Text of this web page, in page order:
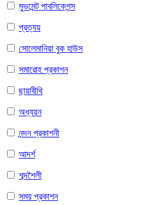
মুভমেন্ট পাবলিকেশন্স
প্রত্যয়
সোলেমানিয়া বুক হাউস
সমারোহ প্রকাশন
ছায়াবীথি
অধ্যয়ন
নন্দন প্রকাশনী
আদর্শ
শব্দশৈলী
সময় প্রকাশন